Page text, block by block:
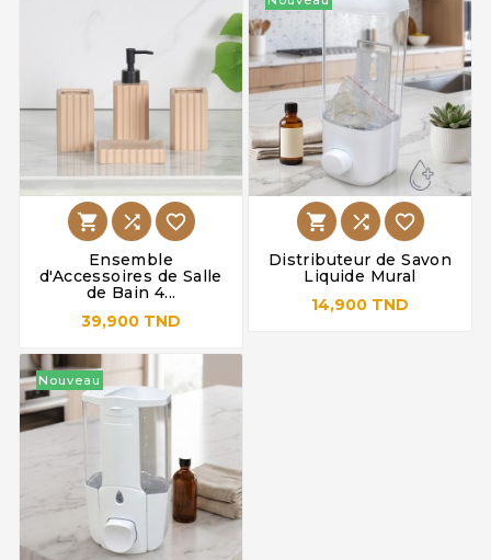
  
Ensemble
d'Accessoires de Salle
de Bain 4...
39,900 TND
  
Distributeur de Savon
Liquide Mural
14,900 TND
Nouveau